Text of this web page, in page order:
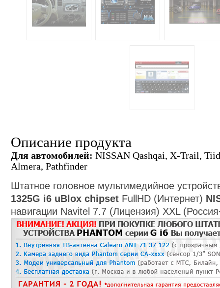
Описание продукта
Для автомобилей: NISSAN Qashqai, X-Trail,
Almera, Pathfinder
Штатное головное мультимедийное
1325G i6 uBlox chipset FullHD (Интернет)
навигации Navitel 7.7 (Лицензия) XXL (